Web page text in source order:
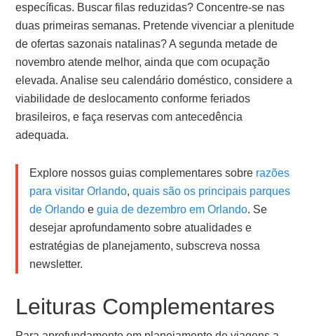
específicas. Buscar filas reduzidas? Concentre-se nas
duas primeiras semanas. Pretende vivenciar a plenitude
de ofertas sazonais natalinas? A segunda metade de
novembro atende melhor, ainda que com ocupação
elevada. Analise seu calendário doméstico, considere a
viabilidade de deslocamento conforme feriados
brasileiros, e faça reservas com antecedência
adequada.
Explore nossos guias complementares sobre razões
para visitar Orlando,quais são os principais parques
de Orlando eguia de dezembro em Orlando. Se
desejar aprofundamento sobre atualidades e
estratégias de planejamento, subscreva nossa
newsletter.
Leituras Complementares